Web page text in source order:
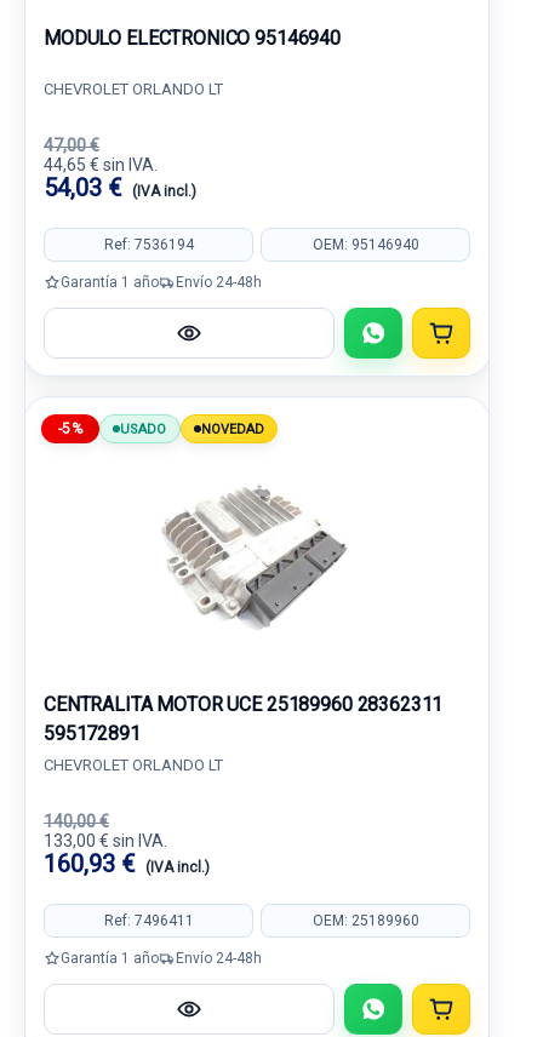
MODULO ELECTRONICO 95146940
CHEVROLET ORLANDO LT
47,00 €
44,65 € sin IVA.
54,03 € (IVA incl.)
Ref: 7536194 OEM: 95146940
Garantía 1 año Envío 24-48h
-5% USADO NOVEDAD
CENTRALITA MOTOR UCE 25189960 28362311
595172891
CHEVROLET ORLANDO LT
140,00 €
133,00 € sin IVA.
160,93 € (IVA incl.)
Ref: 7496411 OEM: 25189960
Garantía 1 año Envío 24-48h